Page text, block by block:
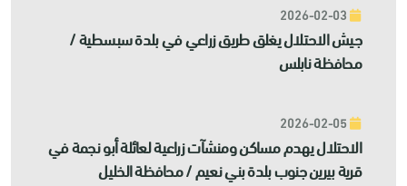
جيش الاحتلال يغلق طريق زراعي في بلدة سبسطية /
محافظة نابلس
الاحتلال يهدم مساكن ومنشآت زراعية لعائلة أبو نجمة في
قرية بيرين جنوب بلدة بني نعيم / محافظة الخليل